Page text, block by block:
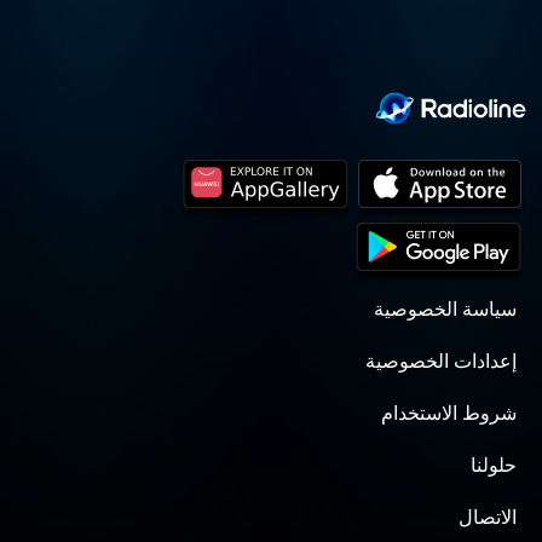
سياسة الخصوصية
إعدادات الخصوصية
شروط الاستخدام
حلولنا
الاتصال